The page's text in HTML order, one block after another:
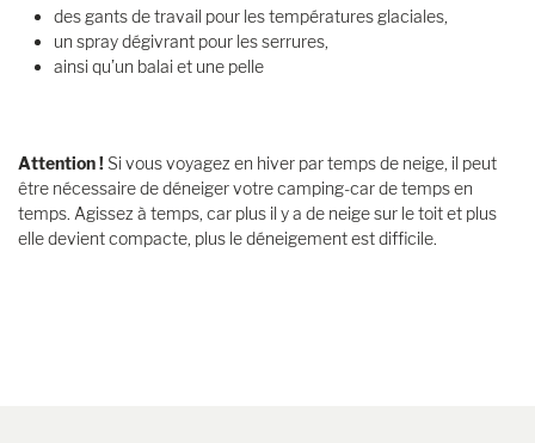
des gants de travail pour les températures glaciales,
un spray dégivrant pour les serrures,
ainsi qu’un balai et une pelle
Attention ! Si vous voyagez en hiver par temps de neige, il peut
être nécessaire de déneiger votre camping-car de temps en
temps. Agissez à temps, car plus il y a de neige sur le toit et plus
elle devient compacte, plus le déneigement est difficile.